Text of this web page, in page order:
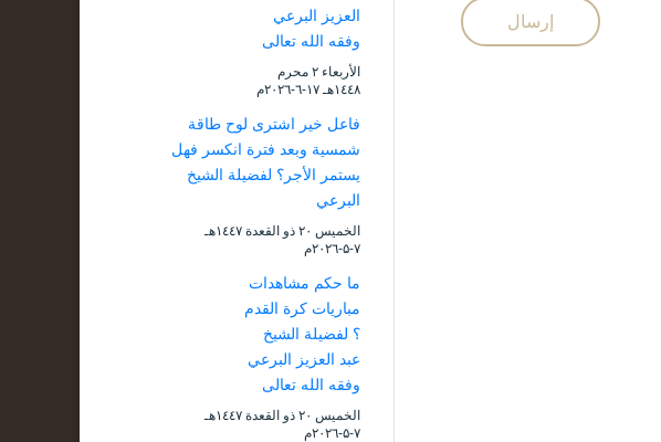
العزيز البرعي
وفقه الله تعالى
الأربعاء ۲ محرم
۱٤٤۸هـ ۱۷-٦-۲۰۲٦م
فاعل خير اشترى لوح طاقة
شمسية وبعد فترة انكسر فهل
يستمر الأجر؟ لفضيلة الشيخ
البرعي
الخميس ۲۰ ذو القعدة ۱٤٤۷هـ
۷-۵-۲۰۲٦م
ما حكم مشاهدات
مباريات كرة القدم
؟ لفضيلة الشيخ
عبد العزيز البرعي
وفقه الله تعالى
الخميس ۲۰ ذو القعدة ۱٤٤۷هـ
۷-۵-۲۰۲٦م